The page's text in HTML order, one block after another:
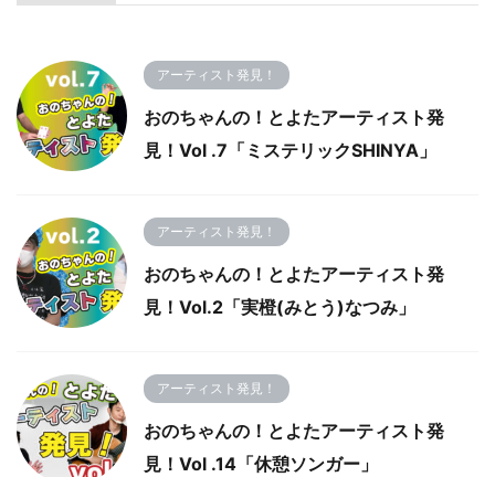
アーティスト発見！
おのちゃんの！とよたアーティスト発
見！Vol .7「ミステリックSHINYA」
アーティスト発見！
おのちゃんの！とよたアーティスト発
見！Vol.2「実橙(みとう)なつみ」
アーティスト発見！
おのちゃんの！とよたアーティスト発
見！Vol .14「休憩ソンガー」